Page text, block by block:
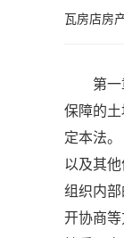
瓦房店房
第一章
保障的
定本法
以及其
组织内
开协商